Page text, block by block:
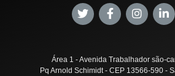
Área 1 - Avenida Trabalhador são-
Pq Arnold Schimidt - CEP 13566-590 -